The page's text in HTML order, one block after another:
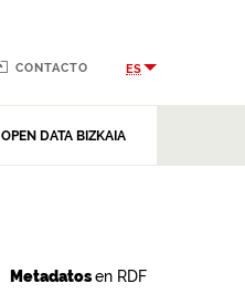
OPEN DATA BIZKAIA
CONTACTO ES
Metadatosen RDF